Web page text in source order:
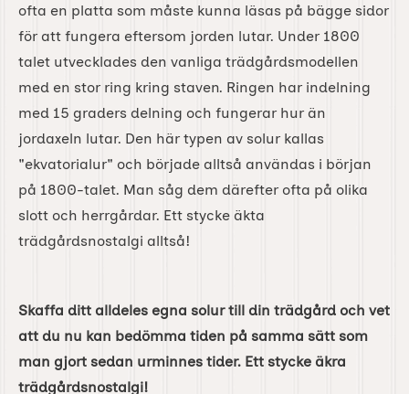
ofta en platta som måste kunna läsas på bägge sidor
för att fungera eftersom jorden lutar. Under 1800
talet utvecklades den vanliga trädgårdsmodellen
med en stor ring kring staven. Ringen har indelning
med 15 graders delning och fungerar hur än
jordaxeln lutar. Den här typen av solur kallas
"ekvatorialur" och började alltså användas i början
på 1800-talet. Man såg dem därefter ofta på olika
slott och herrgårdar. Ett stycke äkta
trädgårdsnostalgi alltså!
Skaffa ditt alldeles egna solur till din trädgård och vet
att du nu kan bedömma tiden på samma sätt som
man gjort sedan urminnes tider. Ett stycke äkra
trädgårdsnostalgi!